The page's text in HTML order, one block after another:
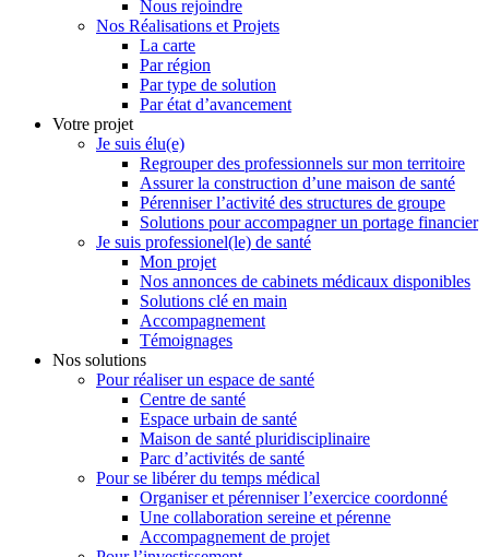
Nous rejoindre
Nos Réalisations et Projets
La carte
Par région
Par type de solution
Par état d’avancement
Votre projet
Je suis élu(e)
Regrouper des professionnels sur mon territoire
Assurer la construction d’une maison de santé
Pérenniser l’activité des structures de groupe
Solutions pour accompagner un portage financier
Je suis professionel(le) de santé
Mon projet
Nos annonces de cabinets médicaux disponibles
Solutions clé en main
Accompagnement
Témoignages
Nos solutions
Pour réaliser un espace de santé
Centre de santé
Espace urbain de santé
Maison de santé pluridisciplinaire
Parc d’activités de santé
Pour se libérer du temps médical
Organiser et pérenniser l’exercice coordonné
Une collaboration sereine et pérenne
Accompagnement de projet